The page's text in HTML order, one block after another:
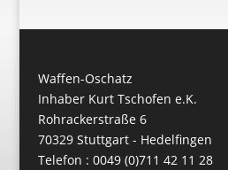
Waffen-Oschatz
Inhaber Kurt Tschofen e.K.
Rohrackerstraße 6
70329 Stuttgart - Hedelfingen
Telefon : 0049 (0)711 42 11 28